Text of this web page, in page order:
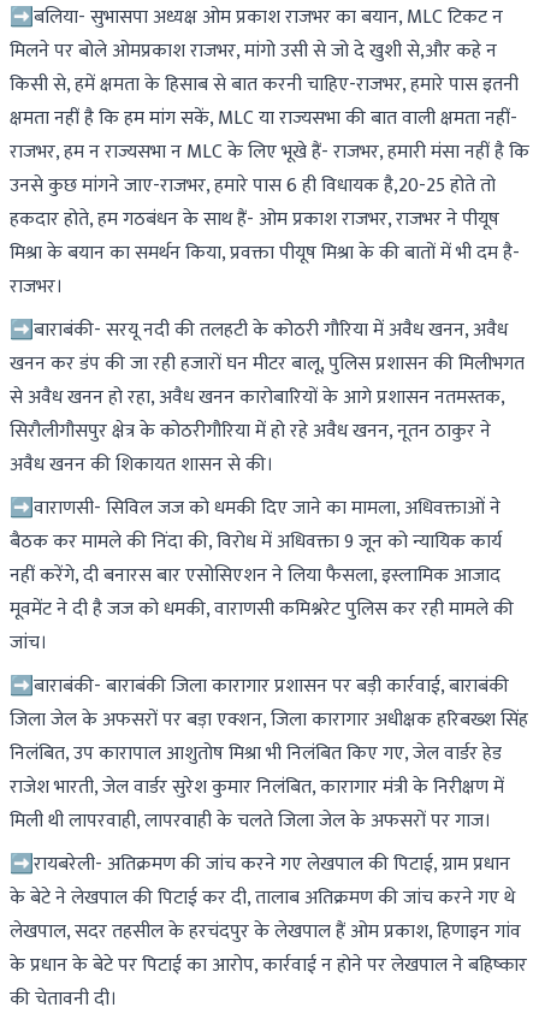
➡बलिया- सुभासपा अध्यक्ष ओम प्रकाश राजभर का बयान, MLC टिकट न
मिलने पर बोले ओमप्रकाश राजभर, मांगो उसी से जो दे खुशी से,और कहे न
किसी से, हमें क्षमता के हिसाब से बात करनी चाहिए-राजभर, हमारे पास इतनी
क्षमता नहीं है कि हम मांग सकें, MLC या राज्यसभा की बात वाली क्षमता नहीं-
राजभर, हम न राज्यसभा न MLC के लिए भूखे हैं- राजभर, हमारी मंसा नहीं है कि
उनसे कुछ मांगने जाए-राजभर, हमारे पास 6 ही विधायक है,20-25 होते तो
हकदार होते, हम गठबंधन के साथ हैं- ओम प्रकाश राजभर, राजभर ने पीयूष
मिश्रा के बयान का समर्थन किया, प्रवक्ता पीयूष मिश्रा के की बातों में भी दम है-
राजभर।
➡बाराबंकी- सरयू नदी की तलहटी के कोठरी गौरिया में अवैध खनन, अवैध
खनन कर डंप की जा रही हजारों घन मीटर बालू, पुलिस प्रशासन की मिलीभगत
से अवैध खनन हो रहा, अवैध खनन कारोबारियों के आगे प्रशासन नतमस्तक,
सिरौलीगौसपुर क्षेत्र के कोठरीगौरिया में हो रहे अवैध खनन, नूतन ठाकुर ने
अवैध खनन की शिकायत शासन से की।
➡वाराणसी- सिविल जज को धमकी दिए जाने का मामला, अधिवक्ताओं ने
बैठक कर मामले की निंदा की, विरोध में अधिवक्ता 9 जून को न्यायिक कार्य
नहीं करेंगे, दी बनारस बार एसोसिएशन ने लिया फैसला, इस्लामिक आजाद
मूवमेंट ने दी है जज को धमकी, वाराणसी कमिश्नरेट पुलिस कर रही मामले की
जांच।
➡बाराबंकी- बाराबंकी जिला कारागार प्रशासन पर बड़ी कार्रवाई, बाराबंकी
जिला जेल के अफसरों पर बड़ा एक्शन, जिला कारागार अधीक्षक हरिबख्श सिंह
निलंबित, उप कारापाल आशुतोष मिश्रा भी निलंबित किए गए, जेल वार्डर हेड
राजेश भारती, जेल वार्डर सुरेश कुमार निलंबित, कारागार मंत्री के निरीक्षण में
मिली थी लापरवाही, लापरवाही के चलते जिला जेल के अफसरों पर गाज।
➡रायबरेली- अतिक्रमण की जांच करने गए लेखपाल की पिटाई, ग्राम प्रधान
के बेटे ने लेखपाल की पिटाई कर दी, तालाब अतिक्रमण की जांच करने गए थे
लेखपाल, सदर तहसील के हरचंदपुर के लेखपाल हैं ओम प्रकाश, हिणाइन गांव
के प्रधान के बेटे पर पिटाई का आरोप, कार्रवाई न होने पर लेखपाल ने बहिष्कार
की चेतावनी दी।